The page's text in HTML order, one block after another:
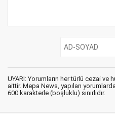
UYARI: Yorumların her türlü cezai
aittir. Mepa News, yapılan
600 karakterle (boşluklu) sınırlıdır.